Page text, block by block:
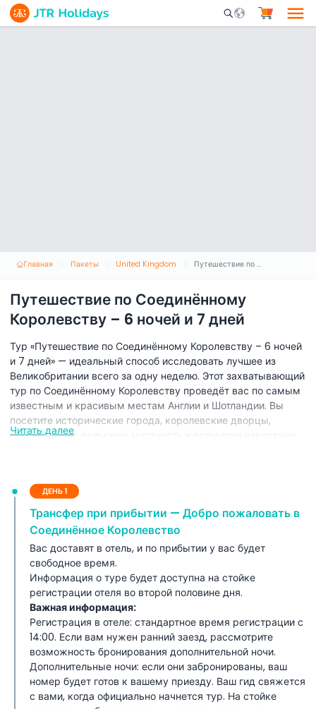
Mobile Search
Главная Пакеты United Kingdom Путешествие по Соединённому Королевству – 6 ночей и 7 дней
Путешествие по Соединённому
Королевству – 6 ночей и 7 дней
Тур «Путешествие по Соединённому Королевству – 6 ночей
и 7 дней» — идеальный способ исследовать лучшее из
Великобритании всего за одну неделю. Этот захватывающий
тур по Соединённому Королевству проведёт вас по самым
известным и красивым местам Англии и Шотландии. Вы
посетите исторические города, королевские дворцы,
потрясающую сельскую местность и всемирно известные
полное представление о британской культуре, истории и
живописной красоте. От шумных улиц Лондона до
спокойных пейзажей Шотландского нагорья этот
туристический пакет по Великобритании предлагает
идеальный баланс между осмотром
достопримечательностей и отдыхом. С комфортными
гостиницами, экскурсиями с гидом и плавными
трансферами вы сможете наслаждаться путешествием по
Соединённому Королевству без стресса. Независимо от
того, интересуетесь ли вы историей, архитектурой или
природой, тур «Путешествие по Соединённому Королевству
– 6 ночей и 7 дней» предложит что-то для каждого. Это
один из лучших турпакетов по Великобритании для
путешественников, желающих познакомиться с
очарованием и многообразием Соединённого Королевства
всего за несколько дней.
Читать далее
ДЕНЬ 1
Трансфер при прибытии — Добро пожаловать в
Соединённое Королевство
Вас доставят в отель, и по прибытии у вас будет
свободное время.
Информация о туре будет доступна на стойке
регистрации отеля во второй половине дня.
Важная информация:
Регистрация в отеле: стандартное время регистрации с
14:00. Если вам нужен ранний заезд, рассмотрите
возможность бронирования дополнительной ночи.
Дополнительные ночи: если они забронированы, ваш
номер будет готов к вашему приезду. Ваш гид свяжется
с вами, когда официально начнется тур. На стойке